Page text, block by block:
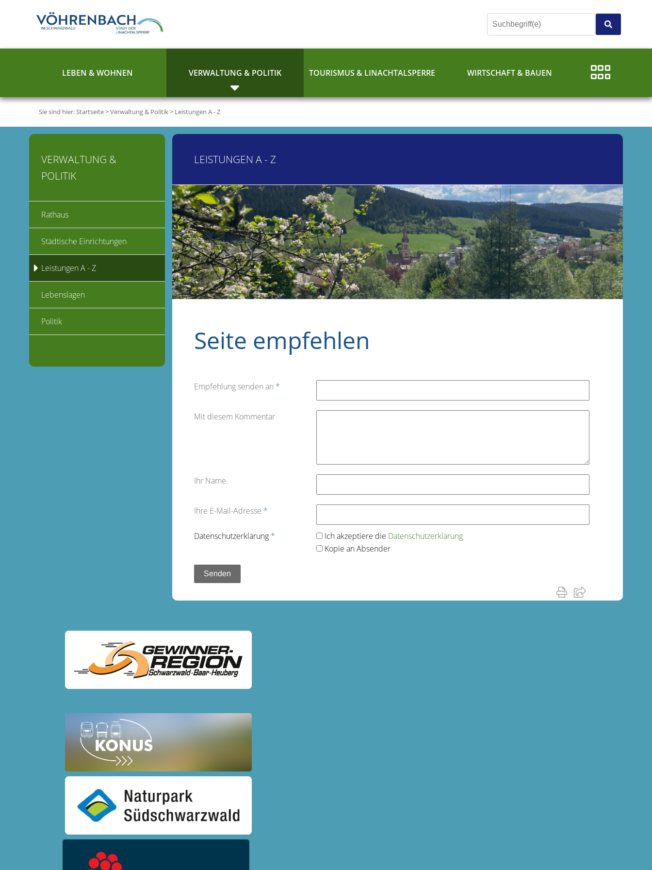
LEBEN & WOHNEN VERWALTUNG & POLITIK TOURISMUS & LINACHTALSPERRE WIRTSCHAFT & BAUEN
Sie sind hier:Startseite>Verwaltung & Politik> Leistungen A - Z
LEISTUNGEN A - Z
Seite empfehlen
Empfehlung senden an *
Mit diesem Kommentar
Ihr Name
Ihre E-Mail-Adresse *
Datenschutz­erklärung * Ich akzeptiere die Datenschutz­erklärung
Kopie an Absender
VERWALTUNG &
POLITIK
Rathaus
Städtische Einrichtungen
Leistungen A - Z
Lebenslagen
Politik